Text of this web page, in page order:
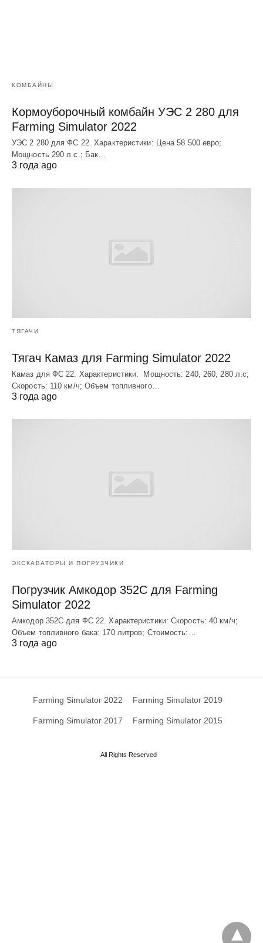
КОМБАЙНЫ
Кормоуборочный комбайн УЭC 2 280 для
Farming Simulator 2022
УЭC 2 280 для ФС 22. Характеристики: Цена 58 500 евро;
Мощность 290 л.с.; Бак…
3 года ago
ТЯГАЧИ
Тягач Камаз для Farming Simulator 2022
Камаз для ФС 22. Характеристики: Мощность: 240, 260, 280 л.с;
Скорость: 110 км/ч; Объем топливного…
3 года ago
ЭКСКАВАТОРЫ И ПОГРУЗЧИКИ
Погрузчик Амкодор 352С для Farming
Simulator 2022
Амкодор 352С для ФС 22. Характеристики: Скорость: 40 км/ч;
Объем топливного бака: 170 литров; Стоимость:…
3 года ago
Farming Simulator 2022 Farming Simulator 2019
Farming Simulator 2017 Farming Simulator 2015
All Rights Reserved